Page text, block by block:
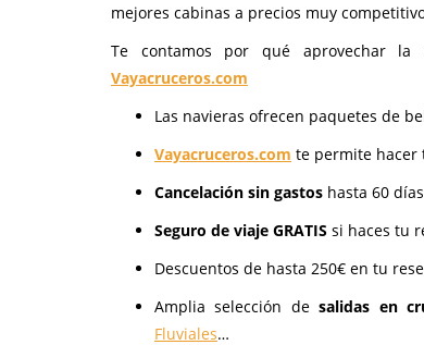
mejores cabinas a precios muy
Te contamos por qué aprovechar la
Vayacruceros.com
Las navieras ofrecen paquetes de
Vayacruceros.com te permite hacer
Cancelación sin gastos hasta 60
Seguro de viaje GRATIS si haces tu
Descuentos de hasta 250€ en tu
Amplia selección desalidas en
Fluviales…